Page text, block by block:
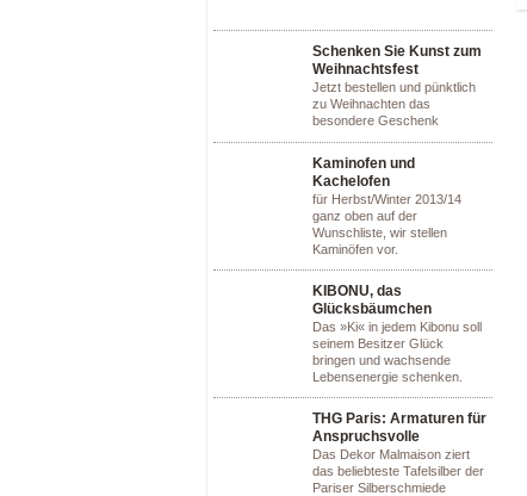
Schenken Sie Kunst zum
Weihnachtsfest
Jetzt bestellen und pünktlich
zu Weihnachten das
besondere Geschenk
Kaminofen und
Kachelofen
für Herbst/Winter 2013/14
ganz oben auf der
Wunschliste, wir stellen
Kaminöfen vor.
KIBONU, das
Glücksbäumchen
Das »Ki« in jedem Kibonu soll
seinem Besitzer Glück
bringen und wachsende
Lebensenergie schenken.
THG Paris: Armaturen für
Anspruchsvolle
Das Dekor Malmaison ziert
das beliebteste Tafelsilber der
Pariser Silberschmiede